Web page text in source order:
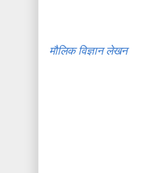
मौलिक विज्ञान लेखन